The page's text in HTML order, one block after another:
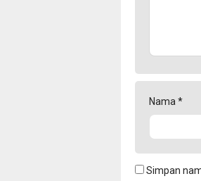
Nama *
Simpan